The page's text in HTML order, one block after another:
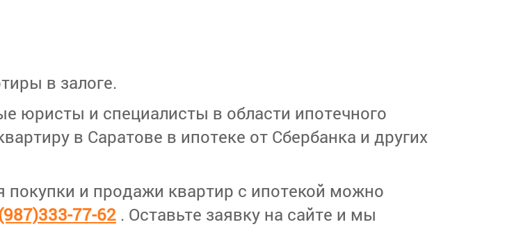
в залоге.
юристы и специалисты в области ипотечного
в Саратове в ипотеке от Сбербанка и других
покупки и продажи квартир с ипотекой можно
77-62 . Оставьте заявку на сайте и мы